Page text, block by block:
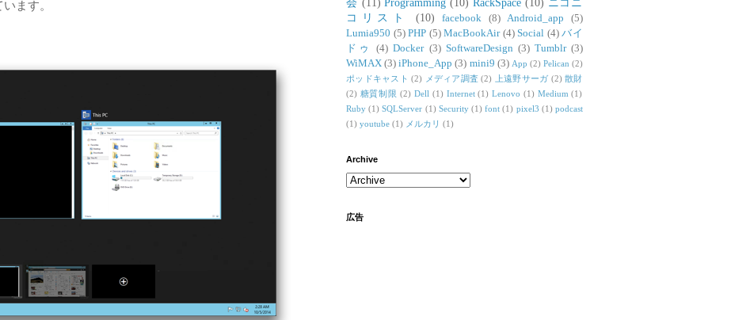
ます。
会 (11) Programming (10) RackSpace (10) ニコニ
コリスト
(10) facebook (8) Android_app
(5)
Lumia950 (5) PHP (5) MacBookAir (4) Social (4) バイ
ドゥ
(4) Docker (3) SoftwareDesign (3) Tumblr (3)
WiMAX (3) iPhone_App (3) mini9 (3) App (2) Pelican (2)
ポッドキャスト (2) メディア調査 (2) 上遠野サーガ (2) 散財
(2) 糖質制限 (2) Dell (1) Internet (1) Lenovo (1) Medium (1)
Ruby (1) SQLServer (1) Security (1) font (1) pixel3 (1) podcast
(1) youtube (1) メルカリ (1)
Archive
広告